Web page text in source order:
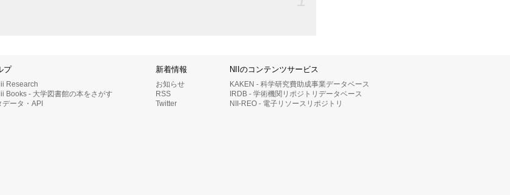
プ
Research
Books - 大学図書館の本をさがす
データ・API
新着情報
お知らせ
RSS
Twitter
NIIのコンテンツサービス
KAKEN - 科学研究費助成事業データベース
IRDB - 学術機関リポジトリデータベース
NII-REO - 電子リソースリポジトリ